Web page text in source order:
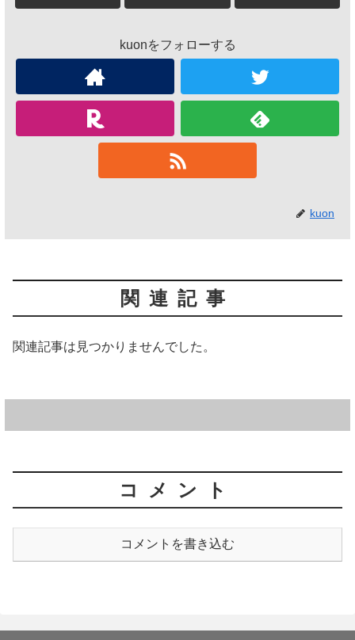
kuonをフォローする
kuon
関連記事
関連記事は見つかりませんでした。
コメント
コメントを書き込む